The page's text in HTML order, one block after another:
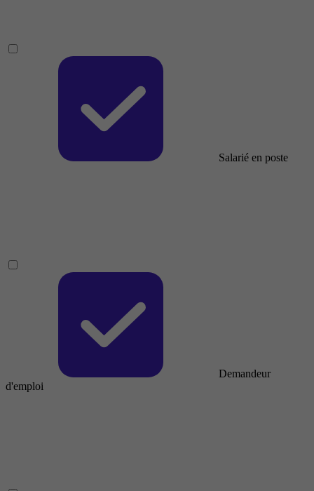
Salarié en poste
Demandeur
d'emploi